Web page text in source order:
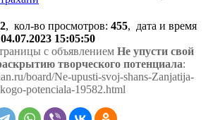
, кол-во просмотров: 455, дата и время
04.07.2023 15:05:50
с объявлением Не упусти свой
творческого потенциала:
board/Ne-upusti-svoj-shans-Zanjatija-
potenciala-19582.html